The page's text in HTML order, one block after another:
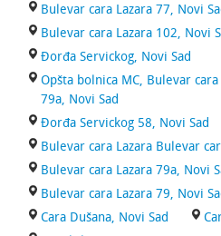
Bulevar cara Lazara 77, Novi
Bulevar cara Lazara 102, Novi
Đorđa Servickog, Novi Sad
Opšta bolnica MC, Bulevar
79a, Novi Sad
Đorđa Servickog 58, Novi Sad
Bulevar cara Lazara Bulevar
Bulevar cara Lazara 79a, Novi
Bulevar cara Lazara 79, Novi
Cara Dušana, Novi Sad